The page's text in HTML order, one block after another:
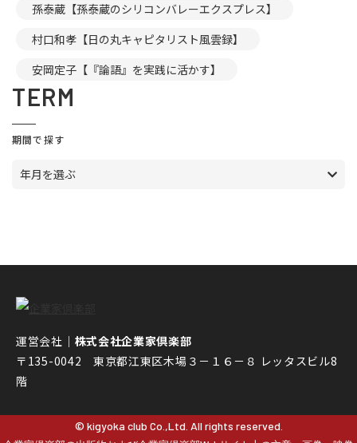
孫泰蔵【孫泰蔵のシリコンバレーエクスプレス】
村口和孝【日の丸キャピタリスト風雲録】
安岡定子【『論語』を実践に活かす】
TERM
期間で探す
年月を選ぶ
運営会社｜ 株式会社企業家倶楽部
〒135-0042 東京都江東区木場３－１６－８ レッタスビル8
階
© kigyoka club Co.,Ltd. All rights reserved.